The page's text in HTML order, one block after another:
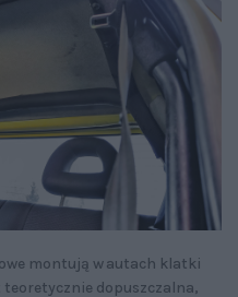
montują w autach klatki
dopuszczalna,